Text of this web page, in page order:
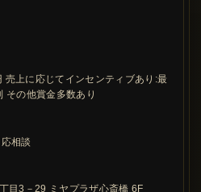
上に応じてインセンティブあり:最
その他賞金多数あり
相談
目3－29 ミヤプラザ心斎橋 6F